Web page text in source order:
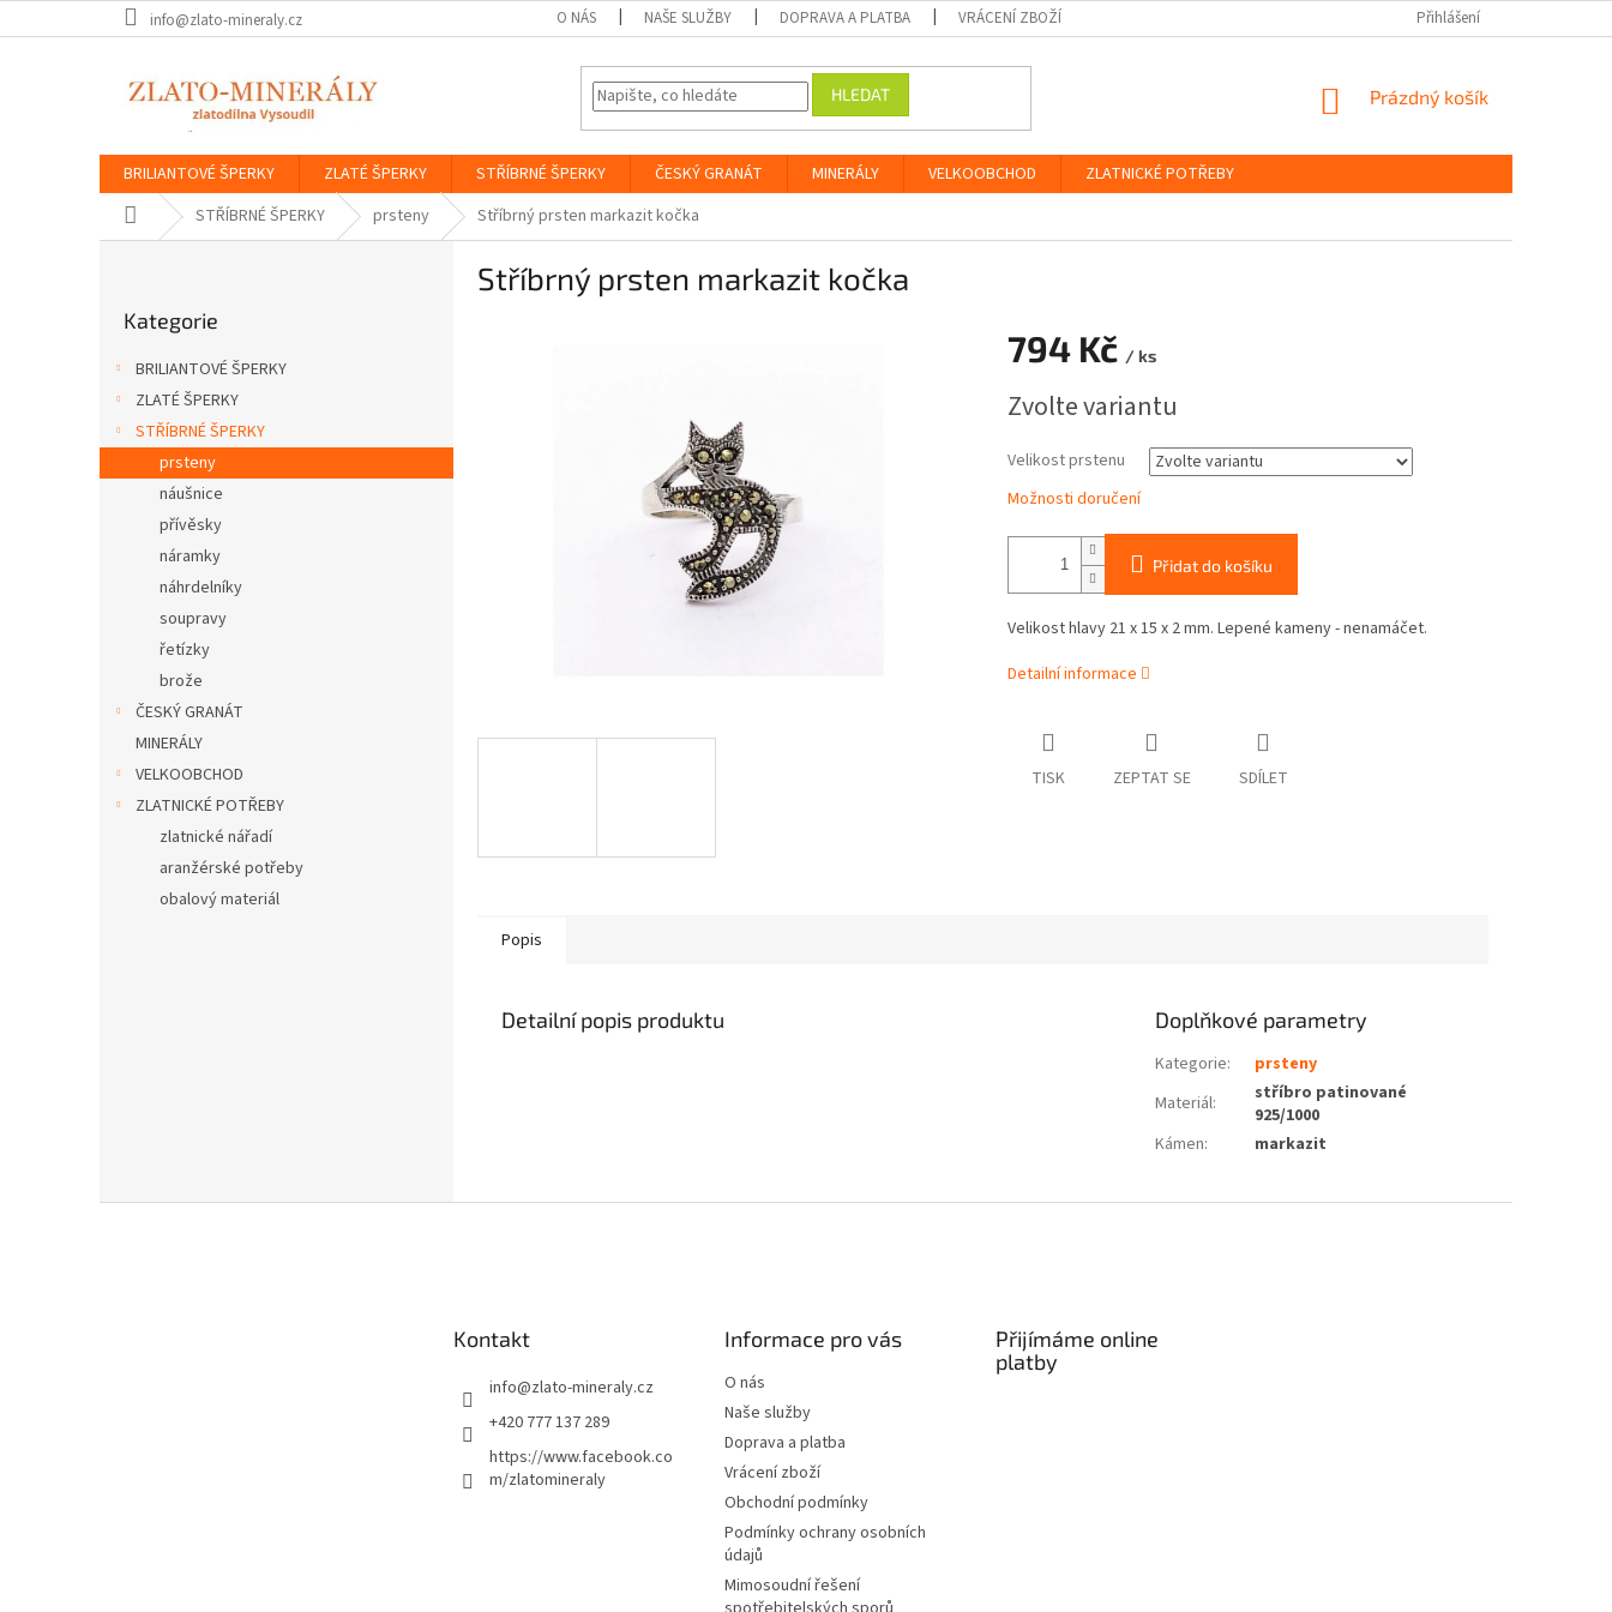
na
info@zlato-mineraly.cz O NÁS NAŠE SLUŽBY DOPRAVA A PLATBA VRÁCENÍ ZBOŽÍ PODMÍNKY OCHRANY OSOBNÍCH ÚDAJŮ
Přihlášení
HLEDAT
NÁKUPNÍ
Prázdný košík
BRILIANTOVÉ ŠPERKY ZLATÉ ŠPERKY STŘÍBRNÉ ŠPERKY ČESKÝ GRANÁT MINERÁLY VELKOOBCHOD
ZLATNICKÉ POTŘEBY
Domů STŘÍBRNÉ ŠPERKY prsteny Stříbrný prsten markazit kočka
kategorie
Kategorie
BRILIANTOVÉ ŠPERKY
ZLATÉ ŠPERKY
STŘÍBRNÉ ŠPERKY
prsteny
náušnice
přívěsky
náramky
náhrdelníky
soupravy
řetízky
brože
ČESKÝ GRANÁT
MINERÁLY
VELKOOBCHOD
ZLATNICKÉ POTŘEBY
zlatnické nářadí
aranžérské potřeby
obalový materiál
Stříbrný prsten markazit kočka
794 Kč / ks
cena:
Zvolte variantu
Velikost prstenu
Možnosti doručení
Přidat do košíku
Velikost hlavy 21 x 15 x 2 mm. Lepené kameny - nenamáčet.
Detailní informace
TISK ZEPTAT SE SDÍLET
Popis
Detailní popis produktu Doplňkové parametry
Kategorie:
prsteny
Materiál:
stříbro patinované
925/1000
Kámen: markazit
Kontakt
info@zlato-mineraly.cz
+420 777 137 289
https://www.facebook.co
m/zlatomineraly
Informace pro vás
O nás
Naše služby
Doprava a platba
Vrácení zboží
Obchodní podmínky
Podmínky ochrany osobních
údajů
Mimosoudní řešení
Přijímáme online
platby